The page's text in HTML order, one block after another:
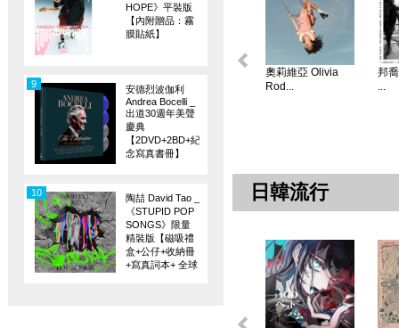
HOPE》平裝版
【內附贈品：霧
膜貼紙】
安德烈波伽利
Andrea Bocelli _
出道30週年美聲
慶典
【2DVD+2BD+紀
念寫真書冊】
9
陶喆 David Tao _
《STUPID POP
SONGS》限量
精裝版【磁吸禮
盒+公仔+收納冊
+寫真詞本+ 全球
10
奧莉維亞 Olivia
Rod...
邦
...
日韓流行